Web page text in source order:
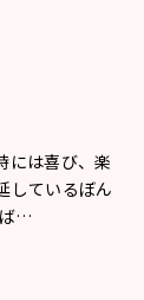
には喜び、楽
しているぼん
…